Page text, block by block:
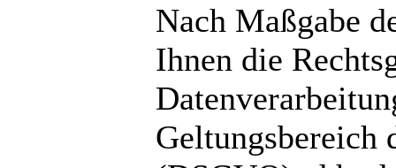
Nach Maßgabe
Ihnen die
Geltungsbereich